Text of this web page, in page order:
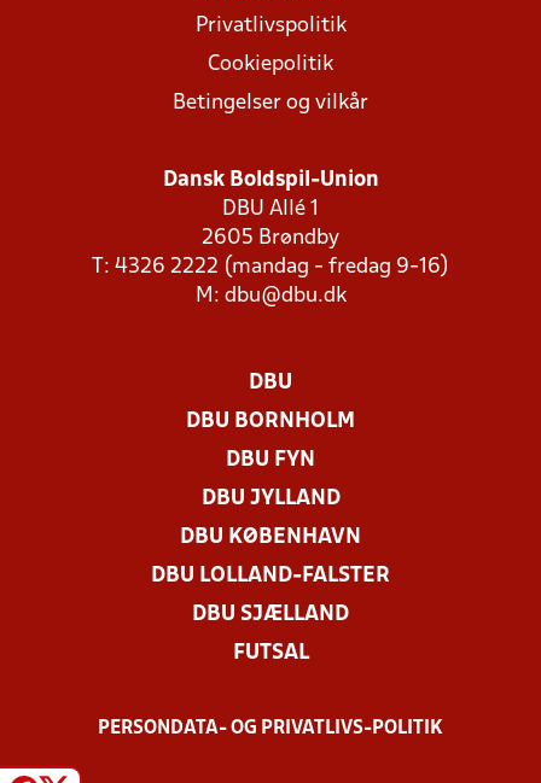
Privatlivspolitik
Cookiepolitik
Betingelser og vilkår
Dansk Boldspil-Union
DBU Allé 1
2605 Brøndby
T: 4326 2222 (mandag - fredag 9-16)
M: dbu@dbu.dk
DBU
DBU BORNHOLM
DBU FYN
DBU JYLLAND
DBU KØBENHAVN
DBU LOLLAND-FALSTER
DBU SJÆLLAND
FUTSAL
PERSONDATA- OG PRIVATLIVS-POLITIK